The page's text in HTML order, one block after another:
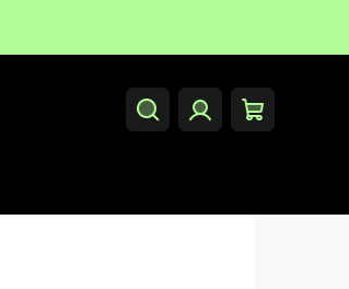
HledatPřihlášeníNákupní